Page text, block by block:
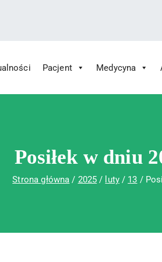
Św. Rafała w Czerwonej
Rafała w Czerwonej Górze
Pacjent Medycyna
Posiłek w dniu
Strona główna 2025 luty 13